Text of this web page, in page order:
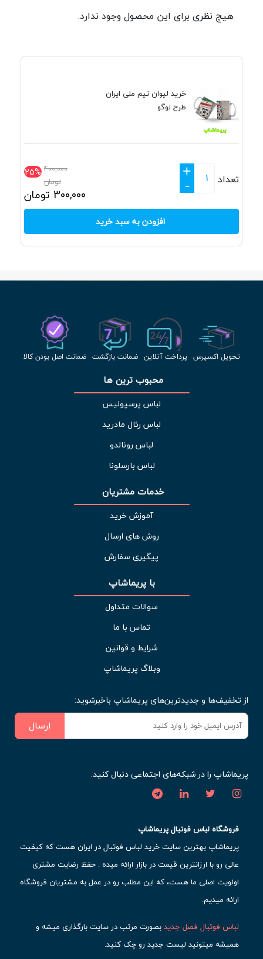
هیچ نظری برای این محصول وجود ندارد.
خرید لیوان تیم ملی ایران
طرح لوگو
25% 400,000
تومان
300,000 تومان
تعداد
+
-
افزودن به سبد خرید
تحویل اکسپرس پرداخت آنلاین ضمانت بازگشت ضمانت اصل بودن کالا
محبوب ترین ها
لباس پرسپولیس
لباس رئال مادرید
لباس رونالدو
لباس بارسلونا
خدمات مشتریان
آموزش خرید
روش های ارسال
پیگیری سفارش
با پریماشاپ
سوالات متداول
تماس با ما
شرایط و قوانین
وبلاگ پریماشاپ
از تخفیف‌ها و جدیدترین‌های پریماشاپ باخبرشوید:
ارسال
پریماشاپ را در شبکه‌های اجتماعی دنبال کنید:
فروشگاه لباس فوتبال پریماشاپ
پریماشاپ بهترین سایت خرید لباس فوتبال در ایران هست که کیفیت
عالی رو با ارزانترین قیمت در بازار ارائه میده . حفظ رضایت مشتری
اولویت اصلی ما هست، که این مطلب رو در عمل به مشتریان فروشگاه
ارائه میدیم.
لباس فوتبال فصل جدیدبصورت مرتب در سایت بارگذاری میشه و
همیشه میتونید لیست جدید رو چک کنید.